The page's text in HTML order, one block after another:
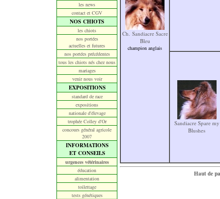
les news
contact et CGV
NOS CHIOTS
les chiots
nos portées
actuelles et futures
nos portées précédentes
tous les chiots nés chez nous
mariages
venir nous voir
EXPOSITIONS
standard de race
expositions
nationale d'élevage
trophée Colley d'Or
concours général agricole
2007
INFORMATIONS
ET CONSEILS
urgences vétérinaires
éducation
alimentation
toilettage
tests génétiques
Ch. Sandiacre Sacre
Bleu
champion anglais
Sandiacre Spare my
Blushes
Haut de